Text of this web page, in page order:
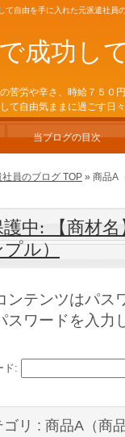
て自由を手に入れた元派遣社員
護中: 【商材
プル）
ンテンツはパス
スワードを入力
ド:
ゴリ : 商品A（商
員のブログ TOP » 商品A
成功し
苦労や辛さ、時給７５
て自由気ままに過ごす日
当ブログの目次